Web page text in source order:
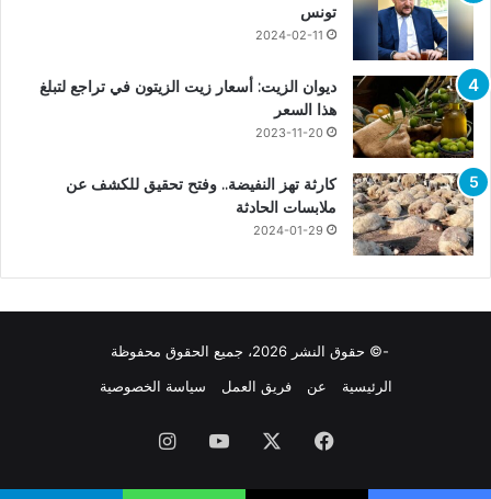
تونس
2024-02-11
ديوان الزيت: أسعار زيت الزيتون في تراجع لتبلغ
هذا السعر
2023-11-20
كارثة تهز النفيضة.. وفتح تحقيق للكشف عن
ملابسات الحادثة
2024-01-29
-© حقوق النشر 2026، جميع الحقوق محفوظة
الرئيسية
عن فريق العمل سياسة الخصوصية
فيسبوك يوتيوبانستقرام